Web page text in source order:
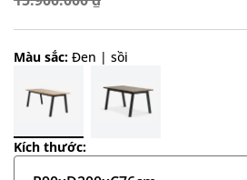
Màu sắc: Đen | sồi
Kích thước: